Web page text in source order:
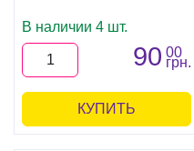
В наличии 4 шт.
90 00
грн.
КУПИТЬ